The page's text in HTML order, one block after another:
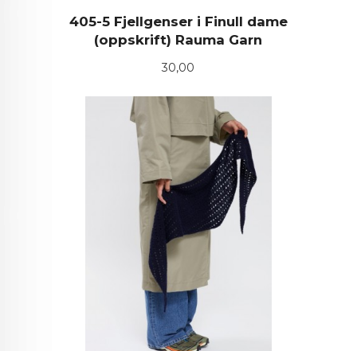
405-5 Fjellgenser i Finull dame
(oppskrift) Rauma Garn
Pris
30,00